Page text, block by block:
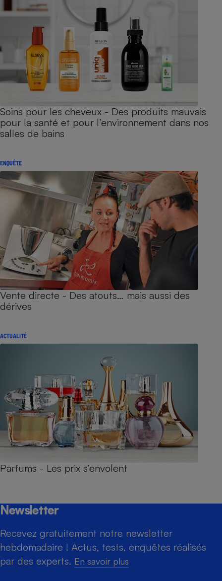
Soins pour les cheveux - Des produits mauvais
pour la santé et pour l’environnement dans nos
salles de bains
ENQUÊTE
Vente directe - Des atouts… mais aussi des
dérives
ACTUALITÉ
Parfums - Les prix s’envolent
Newsletter
Recevez gratuitement notre newsletter
hebdomadaire ! Actus, tests, enquêtes réalisés
par des experts. En savoir plus